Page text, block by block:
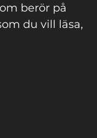
berör på
du vill läsa,